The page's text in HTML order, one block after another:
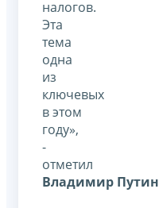
налогов.
Эта
тема
одна
из
ключевых
в этом
году»,
-
отметил
Владимир Путин